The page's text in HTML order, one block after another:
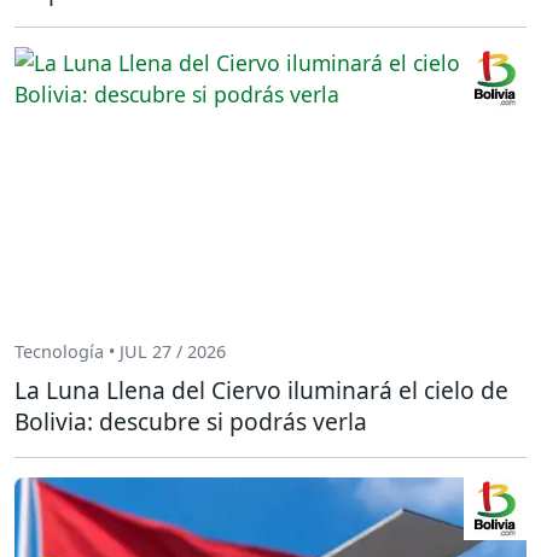
Tecnología • JUL 27 / 2026
La Luna Llena del Ciervo iluminará el cielo de
Bolivia: descubre si podrás verla